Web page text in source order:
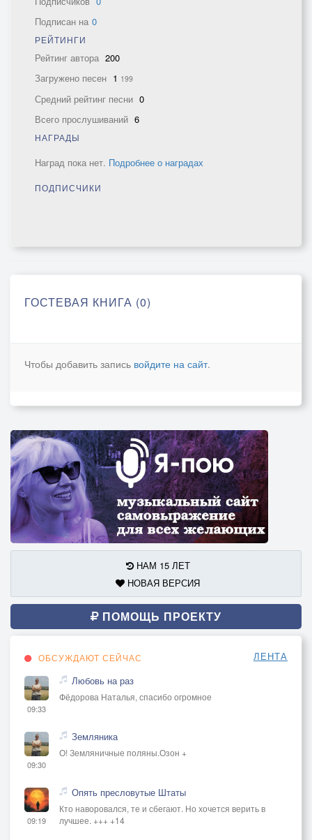
Подписан на 0
РЕЙТИНГИ
Рейтинг автора 200
Загружено песен 1 199
Средний рейтинг песни 0
Всего прослушиваний 6
НАГРАДЫ
Наград пока нет. Подробнее о наградах
ПОДПИСЧИКИ
ГОСТЕВАЯ КНИГА (0)
Чтобы добавить запись войдите на сайт.
НАМ 15 ЛЕТ
НОВАЯ ВЕРСИЯ
ПОМОЩЬ ПРОЕКТУ
ОБСУЖДАЮТ СЕЙЧАС ЛЕНТА
09:33
Любовь на раз
Фёдорова Наталья, спасибо огромное
09:30
Земляника
О! Земляничные поляны.Озон +
09:19
Опять пресловутые Штаты
Кто наворовался, те и сбегают. Но хочется верить в
лучшее. +++ +14